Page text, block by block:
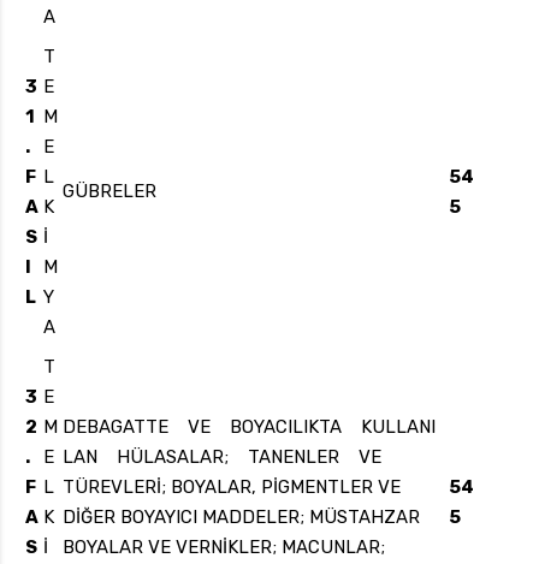
A
3
1
.
F
A
S
L
T
E
M
E
L
K
İ
M
Y
A
GÜBRELER
54
5
3
2
.
F
A
S
T
E
M
E
L
K
İ
DEBAGATTE VE BOYACILIKTA KULLANI
LAN HÜLASALAR; TANENLER VE
TÜREVLERİ; BOYALAR, PİGMENTLER VE
DİĞER BOYAYICI MADDELER; MÜSTAHZAR
BOYALAR VE VERNİKLER; MACUNLAR;
54
5